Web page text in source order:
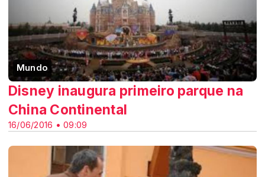
Mundo
16/06/2016 • 09:09
Disney inaugura primeiro parque na
China Continental